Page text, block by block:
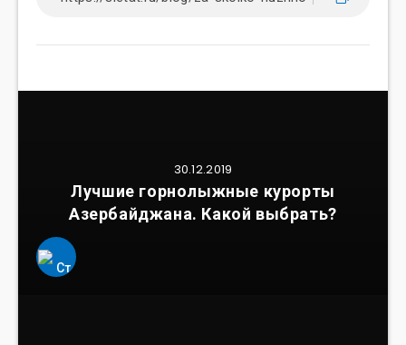
30.12.2019
Лучшие горнолыжные курорты
Азербайджана. Какой выбрать?